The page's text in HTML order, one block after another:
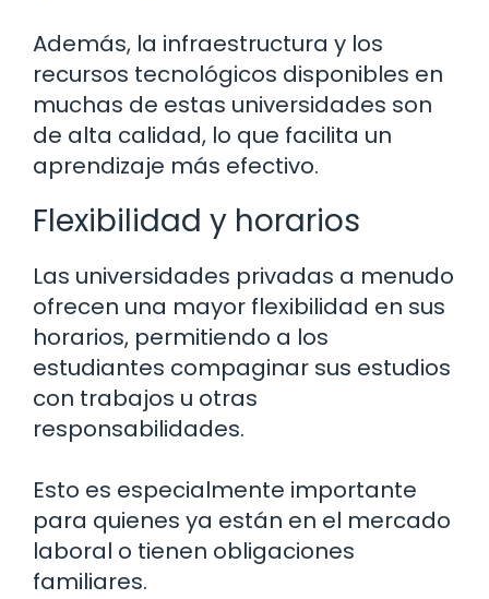
Además, la infraestructura y los
recursos tecnológicos disponibles en
muchas de estas universidades son
de alta calidad, lo que facilita un
aprendizaje más efectivo.
Flexibilidad y horarios
Las universidades privadas a menudo
ofrecen una mayor flexibilidad en sus
horarios, permitiendo a los
estudiantes compaginar sus estudios
con trabajos u otras
responsabilidades.
Esto es especialmente importante
para quienes ya están en el mercado
laboral o tienen obligaciones
familiares.